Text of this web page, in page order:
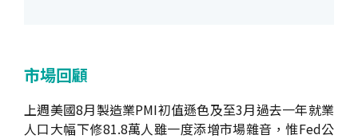
市場回顧
上週美國8月製造業PMI初值遜色及至3月過去一年就業
人口大幅下修81.8萬人雖一度添增市場雜音，惟Fed公